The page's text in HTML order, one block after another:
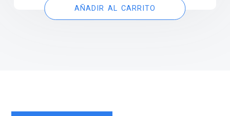
AÑADIR AL CARRITO